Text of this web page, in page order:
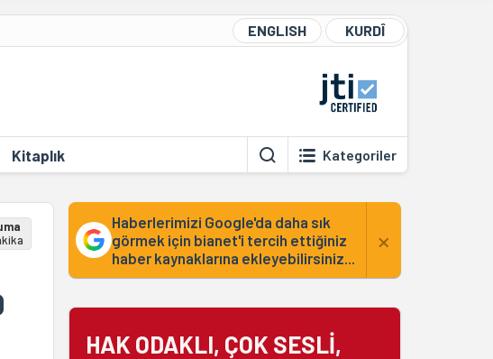
ENGLISH KURDÎ
Kitaplık Kategoriler
Haberlerimizi Google'da daha sık
görmek için bianet'i tercih ettiğiniz
haber kaynaklarına ekleyebilirsiniz...
×
HAK ODAKLI, ÇOK SESLİ,